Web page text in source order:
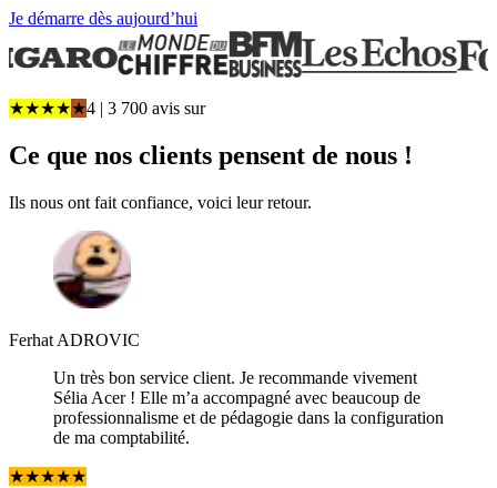
Je démarre dès aujourd’hui
★★★★★4 | 3 700 avis sur
Ce que nos clients pensent de nous !
Ils nous ont fait confiance, voici leur retour.
Ferhat ADROVIC
Un très bon service client. Je recommande vivement
Sélia Acer ! Elle m’a accompagné avec beaucoup de
professionnalisme et de pédagogie dans la configuration
de ma comptabilité.
★★★★★